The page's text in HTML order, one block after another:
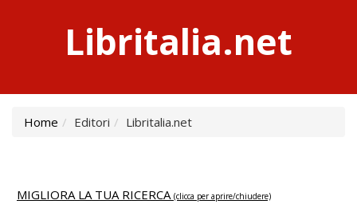
Libritalia.net
Home Editori Libritalia.net
MIGLIORA LA TUA RICERCA (clicca per aprire/chiudere)